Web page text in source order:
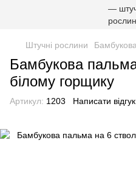
Штучні рослини
Бамбукова
білому горщику
Артикул: 1203 Написати відгук